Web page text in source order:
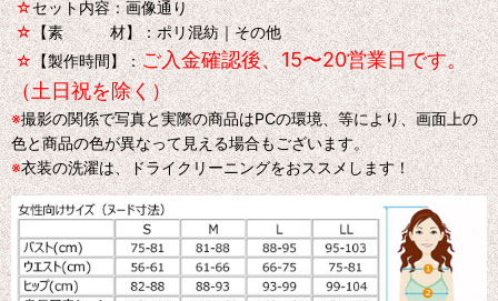
☆セット内容：画像通り
☆【素 材】：ポリ混紡｜その他
☆【製作時間】：ご入金確認後、15〜20営業日です。
（土日祝を除く）
※撮影の関係で写真と実際の商品はPCの環境、等により、画面上の
色と商品の色が異なって見える場合もございます。
※衣装の洗濯は、ドライクリーニングをおススメします！